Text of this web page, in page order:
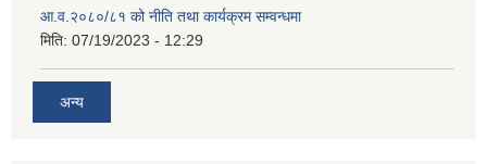
आ.व.२०८०/८१ को नीति तथा कार्यक्रम सम्वन्धमा
मिति: 07/19/2023 - 12:29
अन्य